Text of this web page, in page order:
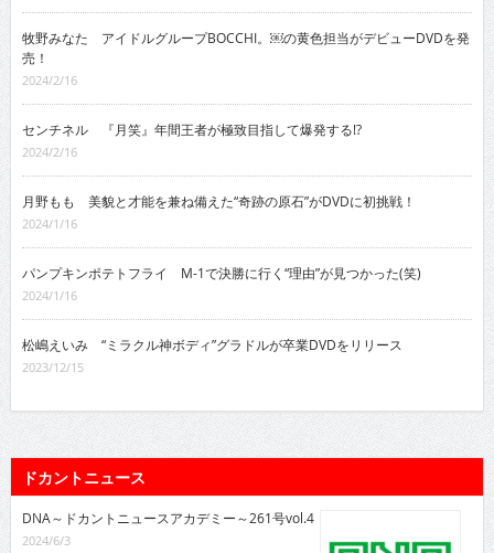
牧野みなた アイドルグループBOCCHI。￼の黄色担当がデビューDVDを発
売！
2024/2/16
センチネル 『月笑』年間王者が極致目指して爆発する!?
2024/2/16
月野もも 美貌と才能を兼ね備えた“奇跡の原石”がDVDに初挑戦！
2024/1/16
パンプキンポテトフライ M-1で決勝に行く“理由”が見つかった(笑)
2024/1/16
松嶋えいみ “ミラクル神ボディ”グラドルが卒業DVDをリリース
2023/12/15
ドカントニュース
DNA～ドカントニュースアカデミー～261号vol.4
2024/6/3